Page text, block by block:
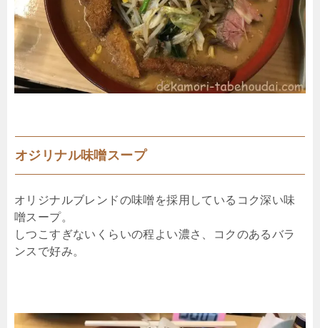
オジリナル味噌スープ
オリジナルブレンドの味噌を採用しているコク深い味
噌スープ。
しつこすぎないくらいの程よい濃さ、コクのあるバラ
ンスで好み。